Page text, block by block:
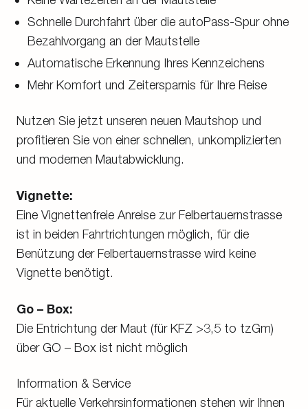
Schnelle Durchfahrt über die autoPass-Spur ohne
Bezahlvorgang an der Mautstelle
Automatische Erkennung Ihres Kennzeichens
Mehr Komfort und Zeitersparnis für Ihre Reise
Nutzen Sie jetzt unseren neuen Mautshop und
profitieren Sie von einer schnellen, unkomplizierten
und modernen Mautabwicklung.
Vignette:
Eine Vignettenfreie Anreise zur Felbertauernstrasse
ist in beiden Fahrtrichtungen möglich, für die
Benützung der Felbertauernstrasse wird keine
Vignette benötigt.
Go – Box:
Die Entrichtung der Maut (für KFZ >3,5 to tzGm)
über GO – Box ist nicht möglich
Information & Service
Für aktuelle Verkehrsinformationen stehen wir Ihnen